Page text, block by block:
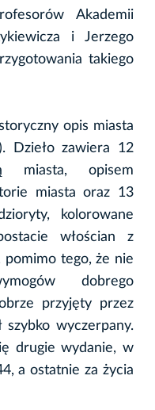
Akademii
i Jerzego
takiego
opis miasta
Dzieło zawiera 12
miasta, opisem
miasta oraz 13
kolorowane
włościan z
pomimo tego, że nie
dobrego
przyjęty przez
szybko wyczerpany.
drugie wydanie, w
a ostatnie za życia